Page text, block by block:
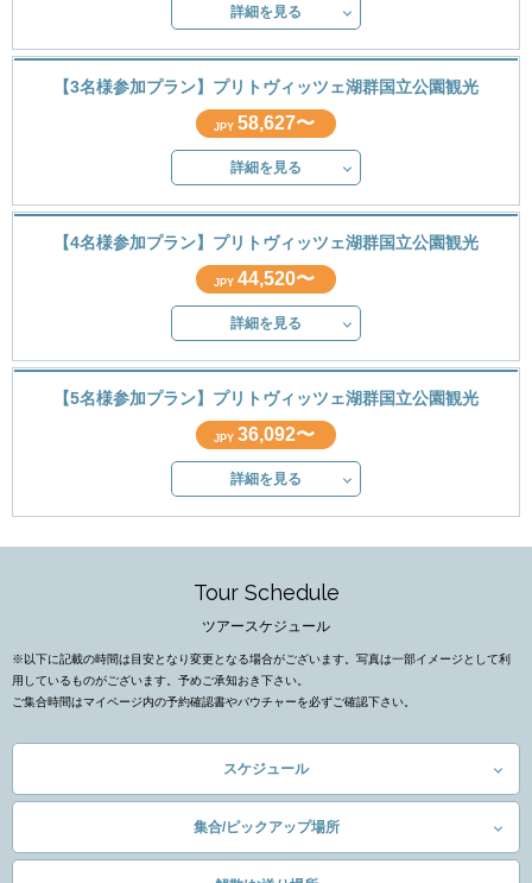
詳細を見る
【3名様参加プラン】プリトヴィッツェ湖群国立公園観光
JPY 58,627〜
詳細を見る
【4名様参加プラン】プリトヴィッツェ湖群国立公園観光
JPY 44,520〜
詳細を見る
【5名様参加プラン】プリトヴィッツェ湖群国立公園観光
JPY 36,092〜
詳細を見る
Tour Schedule
ツアースケジュール
※以下に記載の時間は目安となり変更となる場合がございます。写真は一部イメージとして利
用しているものがございます。予めご承知おき下さい。
ご集合時間はマイページ内の予約確認書やバウチャーを必ずご確認下さい。
スケジュール
集合/ピックアップ場所